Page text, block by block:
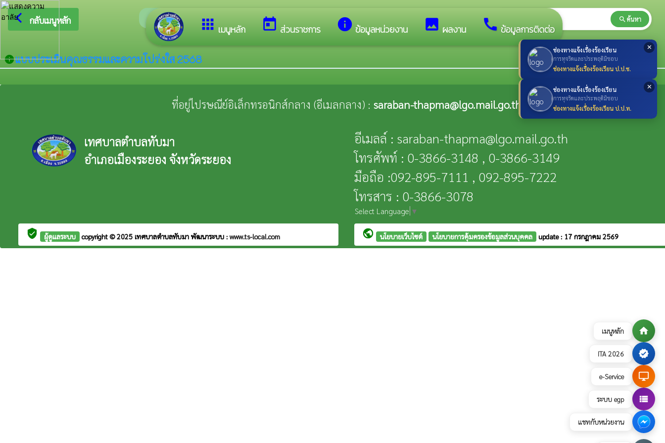
เมนูหลัก home
ITA 2026 verified
e-Service desktop_windows
ระบบ egp view_list
แชทกับหน่วยงาน
✕
ช่องทางแจ้งเรื่องร้องเรียน
การทุจริตและประพฤติมิชอบ
ช่องทางแจ้งเรื่องร้องเรียน ป.ป.ช.
✕
ช่องทางแจ้งเรื่องร้องเรียน
การทุจริตและประพฤติมิชอบ
ช่องทางแจ้งเรื่องร้องเรียน ป.ป.ท.
apps เมนูหลัก today ส่วนราชการ info ข้อมูลหน่วยงาน image ผลงาน call ข้อมูลการติดต่อ
arrow_back_ios กลับเมนูหลัก ยินดีต้อนรับสู่เว็บไซต์ของ เทศบาลตำบลทับมา search ค้นหา
infoแบบประเมินคุณธรรมและความโปร่งใส 2568
ที่อยู่ไปรษณีย์อิเล็กทรอนิกส์กลาง (อีเมลกลาง) : saraban-thapma@lgo.mail.go.th
เทศบาลตำบลทับมา
อำเภอเมืองระยอง จังหวัดระยอง
อีเมลล์ : saraban-thapma@lgo.mail.go.th
โทรศัพท์ : 0-3866-3148 , 0-3866-3149
มือถือ :092-895-7111 , 092-895-7222
โทรสาร : 0-3866-3078
Select Language ▼
verified_user ผู้ดูแลระบบ copyright © 2025 เทศบาลตำบลทับมา พัฒนาระบบ : www.ts-local.com public นโยบายเว็บไซต์ นโยบายการคุ้มครองข้อมูลส่วนบุคคล update : 17 กรกฎาคม 2569